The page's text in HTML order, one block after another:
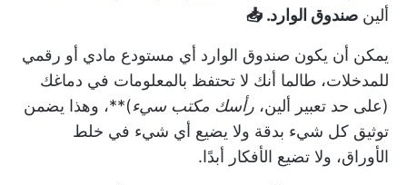
ألين صندوق الوارد. 📥
يمكن أن يكون صندوق الوارد أي مستودع مادي أو رقمي
للمدخلات، طالما أنك لا تحتفظ بالمعلومات في دماغك
(على حد تعبير ألين، رأسك مكتب سيء)**، وهذا يضمن
توثيق كل شيء بدقة ولا يضيع أي شيء في خلط
الأوراق، ولا تضيع الأفكار أبدًا.